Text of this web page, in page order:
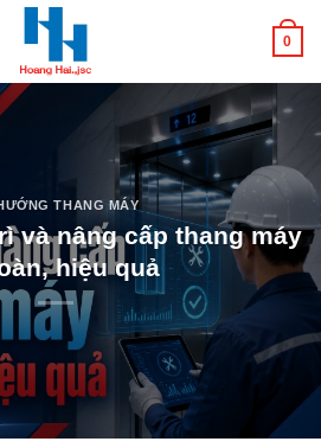
0
THANG MÁY
và nâng cấp thang máy
hiệu quả